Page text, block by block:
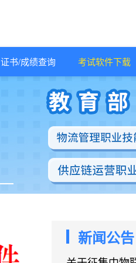
证书/成绩查询 考试软件下载
新闻公告